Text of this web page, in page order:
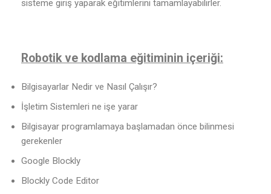
sisteme giriş yaparak eğitimlerini tamamlayabilirler.
Robotik ve kodlama eğitiminin içeriği:
Bilgisayarlar Nedir ve Nasıl Çalışır?
İşletim Sistemleri ne işe yarar
Bilgisayar programlamaya başlamadan önce bilinmesi
gerekenler
Google Blockly
Blockly Code Editor